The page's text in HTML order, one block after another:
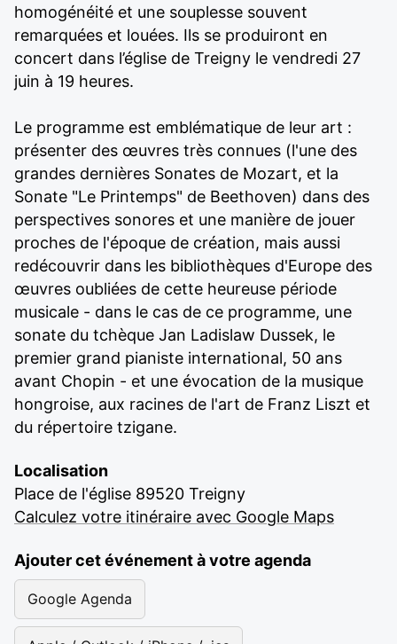
homogénéité et une souplesse souvent
remarquées et louées. Ils se produiront en
concert dans l’église de Treigny le vendredi 27
juin à 19 heures.
Le programme est emblématique de leur art :
présenter des œuvres très connues (l'une des
grandes dernières Sonates de Mozart, et la
Sonate "Le Printemps" de Beethoven) dans des
perspectives sonores et une manière de jouer
proches de l'époque de création, mais aussi
redécouvrir dans les bibliothèques d'Europe des
œuvres oubliées de cette heureuse période
musicale - dans le cas de ce programme, une
sonate du tchèque Jan Ladislaw Dussek, le
premier grand pianiste international, 50 ans
avant Chopin - et une évocation de la musique
hongroise, aux racines de l'art de Franz Liszt et
du répertoire tzigane.
Localisation
Place de l'église 89520 Treigny
Calculez votre itinéraire avec Google Maps
Ajouter cet événement à votre agenda
Google Agenda